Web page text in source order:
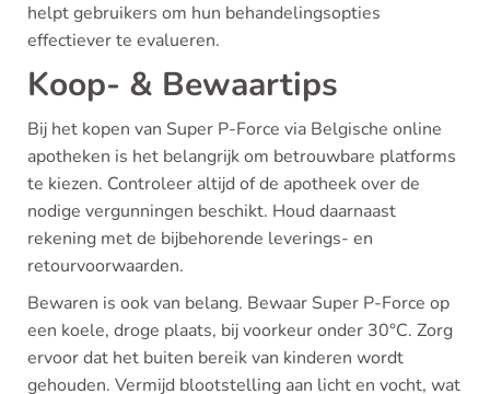
helpt gebruikers om hun behandelingsopties
effectiever te evalueren.
Koop- & Bewaartips
Bij het kopen van Super P-Force via Belgische online
apotheken is het belangrijk om betrouwbare platforms
te kiezen. Controleer altijd of de apotheek over de
nodige vergunningen beschikt. Houd daarnaast
rekening met de bijbehorende leverings- en
retourvoorwaarden.
Bewaren is ook van belang. Bewaar Super P-Force op
een koele, droge plaats, bij voorkeur onder 30°C. Zorg
ervoor dat het buiten bereik van kinderen wordt
gehouden. Vermijd blootstelling aan licht en vocht, wat